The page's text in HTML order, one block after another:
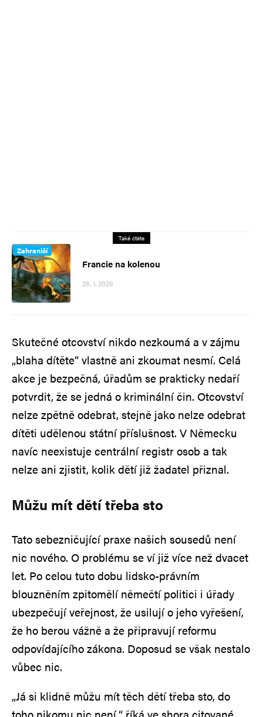
Také čtěte
Zahraničí
Francie na kolenou
26. 1. 2026
Skutečné otcovství nikdo nezkoumá a v zájmu
„blaha dítěte“ vlastně ani zkoumat nesmí. Celá
akce je bezpečná, úřadům se prakticky nedaří
potvrdit, že se jedná o kriminální čin. Otcovství
nelze zpětně odebrat, stejně jako nelze odebrat
dítěti udělenou státní příslušnost. V Německu
navíc neexistuje centrální registr osob a tak
nelze ani zjistit, kolik dětí již žadatel přiznal.
Můžu mít dětí třeba sto
Tato sebezničující praxe našich sousedů není
nic nového. O problému se ví již více než dvacet
let. Po celou tuto dobu lidsko-právním
blouzněním zpitomělí němečtí politici i úřady
ubezpečují veřejnost, že usilují o jeho vyřešení,
že ho berou vážně a že připravují reformu
odpovídajícího zákona. Doposud se však nestalo
vůbec nic.
„Já si klidně můžu mít těch dětí třeba sto, do